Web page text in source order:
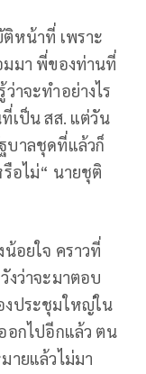
หน้าที่ เพราะ
มมา พี่ของท่านที่
าจะทำอย่างไร
เป็น สส. แต่วัน
บาลชุดที่แล้วก็
อไม่“ นายชุติ
อยใจ คราวที่
งว่าจะมาตอบ
งประชุมใหญ่ใน
อกไปอีกแล้ว ตน
ายแล้วไม่มา